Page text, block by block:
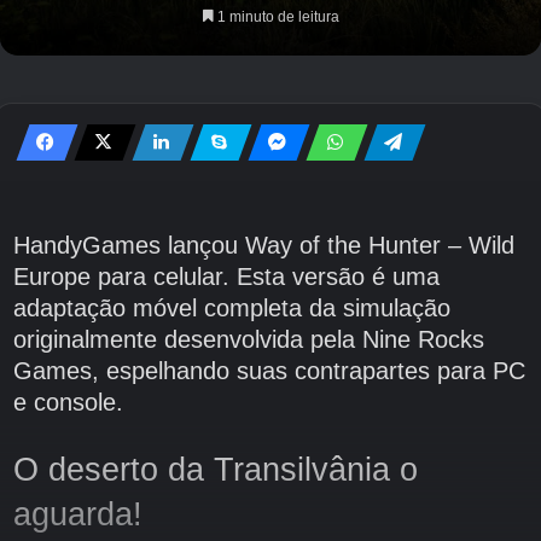
1 minuto de leitura
HandyGames lançou Way of the Hunter – Wild
Europe para celular. Esta versão é uma
adaptação móvel completa da simulação
originalmente desenvolvida pela Nine Rocks
Games, espelhando suas contrapartes para PC
e console.
O deserto da Transilvânia o
aguarda!